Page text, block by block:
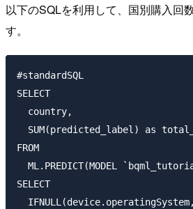
以下のSQLを利用して、国別購入回
す。
#standardSQL
SELECT
  country,
SUM(predicted_label) as
FROM
ML.PREDICT(MODEL
SELECT